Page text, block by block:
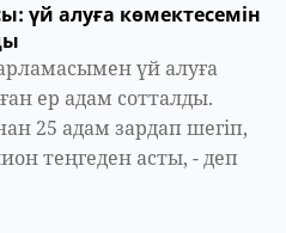
үй алуға көмектесемін
үй алуға
ер адам сотталды.
25 адам зардап шегіп,
теңгеден асты, - деп